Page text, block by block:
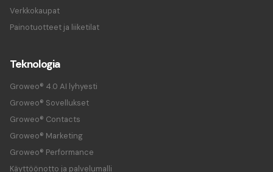
Verkkokaupat
Painotuotteet ja liiketilat
Teknologia
Groweo® 4.0 AI lyhyesti
Groweo® Sovellukset
Groweo® Contacts
Groweo® Marketing
Groweo® Performance
Käyttöönotto ja palvelumalli